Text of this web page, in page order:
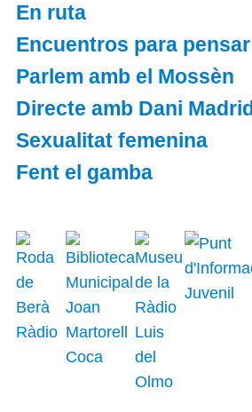
En ruta
Encuentros para pensar
Parlem amb el Mossèn
Directe amb Dani Madrid
Sexualitat femenina
Fent el gamba